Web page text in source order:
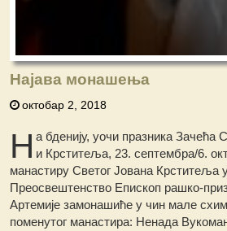
Најава монашења
октобар 2, 2018
Н а бденију, уочи празника Зачећа
и Крститеља, 23. септембра/6.
манастиру Светог Јована
Преосвештенство Епископ рашко-
Артемије замонашиће у чин мале
поменутог манастира: Ненада